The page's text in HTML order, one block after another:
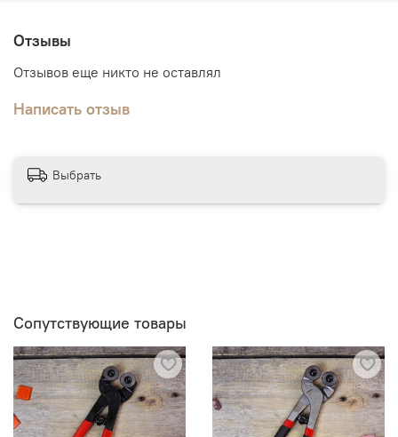
Отзывы
Отзывов еще никто не оставлял
Написать отзыв
Выбрать
Сопутствующие товары